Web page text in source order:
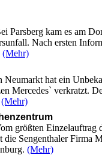
Parsberg kam es am
Nach ersten
(Mehr)
Neumarkt hat ein
Mercedes` verkratzt.
(Mehr)
größten Einzelauftrag
die Sengenthaler Firma
(Mehr)